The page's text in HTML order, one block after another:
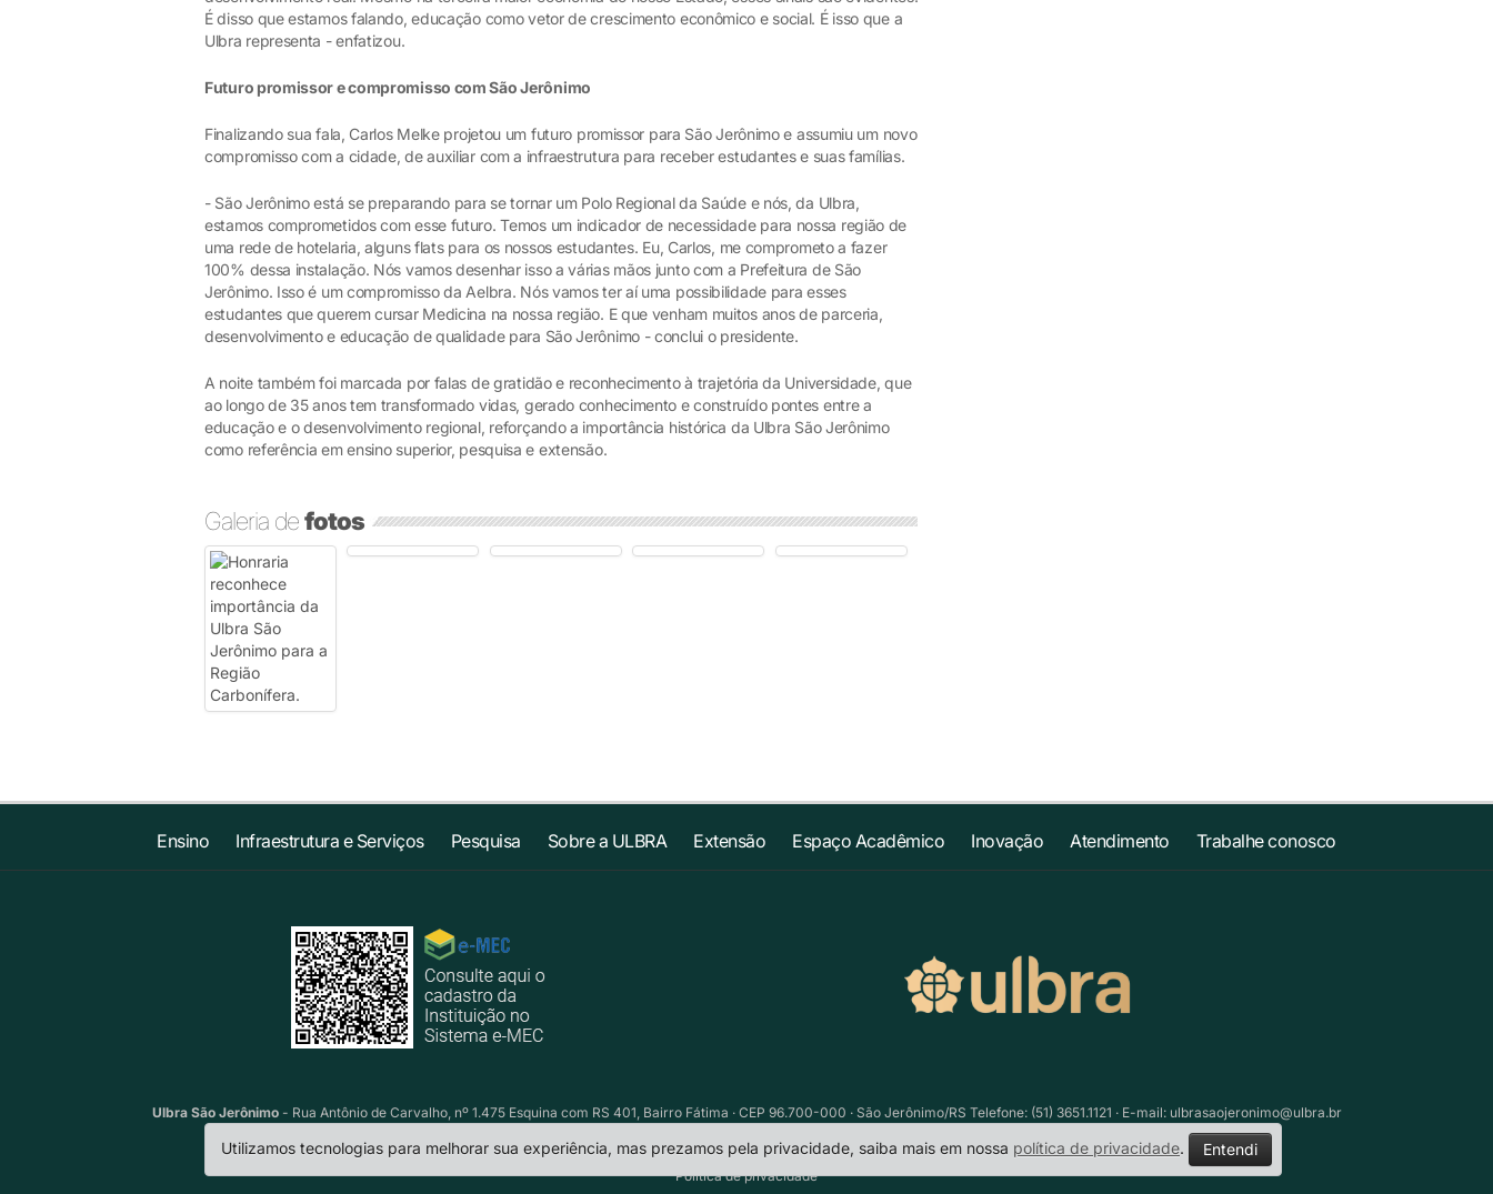
É disso que estamos falando, educação como vetor de crescimento econômico e social. É isso que a
Ulbra representa - enfatizou.
Futuro promissor e compromisso com São Jerônimo
Finalizando sua fala, Carlos Melke projetou um futuro promissor para São Jerônimo e assumiu um novo
compromisso com a cidade, de auxiliar com a infraestrutura para receber estudantes e suas famílias.
- São Jerônimo está se preparando para se tornar um Polo Regional da Saúde e nós, da Ulbra,
estamos comprometidos com esse futuro. Temos um indicador de necessidade para nossa região de
uma rede de hotelaria, alguns flats para os nossos estudantes. Eu, Carlos, me comprometo a fazer
100% dessa instalação. Nós vamos desenhar isso a várias mãos junto com a Prefeitura de São
Jerônimo. Isso é um compromisso da Aelbra. Nós vamos ter aí uma possibilidade para esses
estudantes que querem cursar Medicina na nossa região. E que venham muitos anos de parceria,
desenvolvimento e educação de qualidade para São Jerônimo - conclui o presidente.
A noite também foi marcada por falas de gratidão e reconhecimento à trajetória da Universidade, que
ao longo de 35 anos tem transformado vidas, gerado conhecimento e construído pontes entre a
educação e o desenvolvimento regional, reforçando a importância histórica da Ulbra São Jerônimo
como referência em ensino superior, pesquisa e extensão.
Galeria defotos
Ensino Infraestrutura e Serviços Pesquisa Sobre a ULBRA Extensão Espaço Acadêmico Inovação Atendimento Trabalhe conosco
Ulbra São Jerônimo- Rua Antônio de Carvalho, nº 1.475 Esquina com RS 401, Bairro Fátima · CEP 96.700-000 · São Jerônimo/RS Telefone: (51) 3651.1121 · E-mail: ulbrasaojeronimo@ulbra.br
Política de privacidade
Utilizamos tecnologias para melhorar sua experiência, mas prezamos pela privacidade, saiba mais em nossa política de privacidade. Entendi